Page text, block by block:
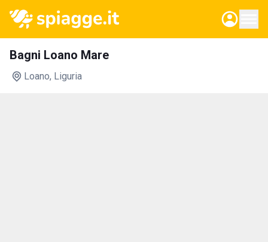
Bagni Loano Mare
Loano, Liguria